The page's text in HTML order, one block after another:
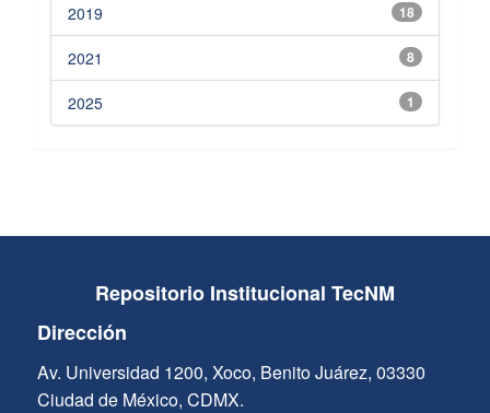
18
2019
8
2021
1
2025
Repositorio Institucional TecNM
Dirección
Av. Universidad 1200, Xoco, Benito Juárez, 03330
Ciudad de México, CDMX.